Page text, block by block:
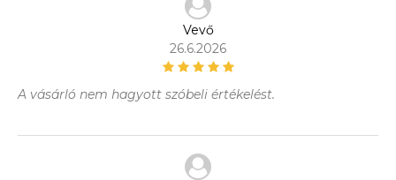
Vevő
26.6.2026
A vásárló nem hagyott szóbeli értékelést.